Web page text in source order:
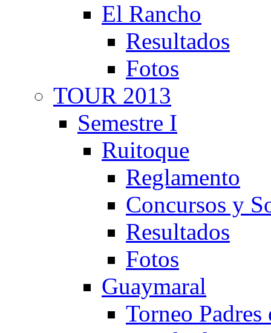
El Rancho
Resultados
Fotos
TOUR 2013
Semestre I
Ruitoque
Reglamento
Concursos y
Resultados
Fotos
Guaymaral
Torneo